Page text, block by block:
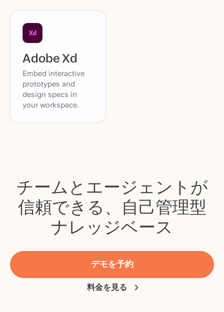
Adobe Xd
Embed interactive
prototypes and
design specs in
your workspace.
チームとエージェントが
信頼できる、自己管理型
ナレッジベース
デモを予約
料金を見る